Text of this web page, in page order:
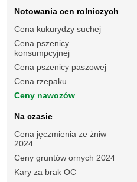
Notowania cen rolniczych
Cena kukurydzy suchej
Cena pszenicy
konsumpcyjnej
Cena pszenicy paszowej
Cena rzepaku
Ceny nawozów
Na czasie
Cena jęczmienia ze żniw
2024
Ceny gruntów ornych 2024
Kary za brak OC